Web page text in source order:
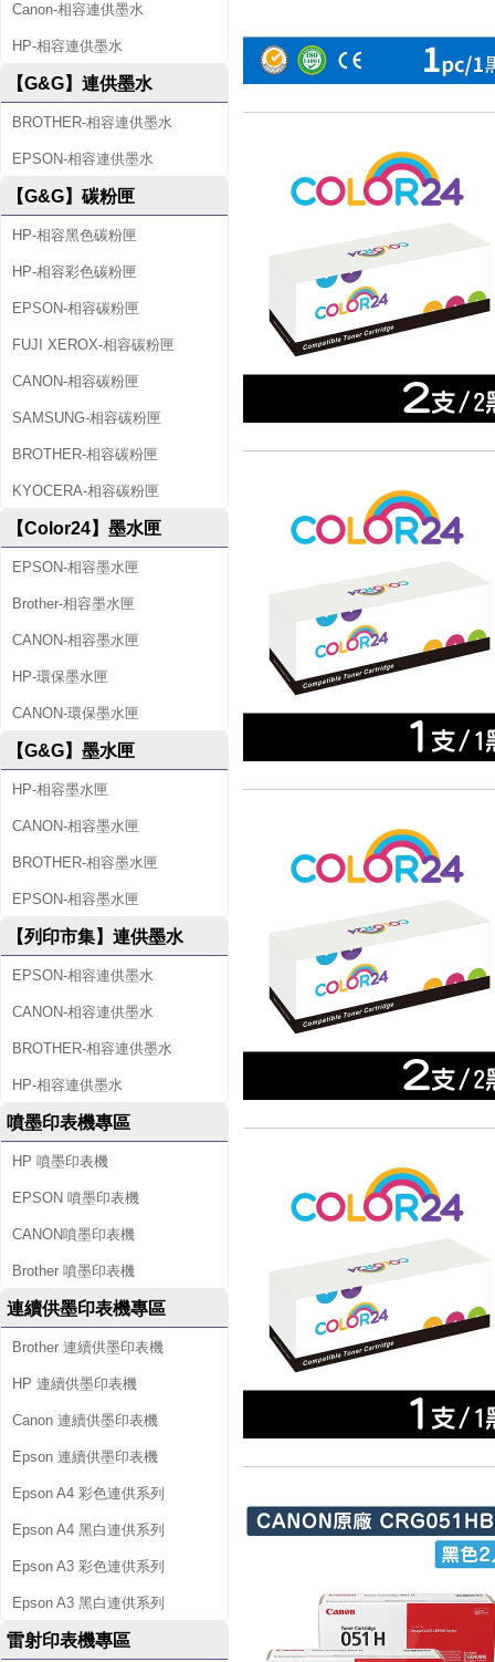
Canon-相容連供墨水
HP-相容連供墨水
【G&G】連供墨水
BROTHER-相容連供墨水
EPSON-相容連供墨水
【G&G】碳粉匣
HP-相容黑色碳粉匣
HP-相容彩色碳粉匣
EPSON-相容碳粉匣
FUJI XEROX-相容碳粉匣
CANON-相容碳粉匣
SAMSUNG-相容碳粉匣
BROTHER-相容碳粉匣
KYOCERA-相容碳粉匣
【Color24】墨水匣
EPSON-相容墨水匣
Brother-相容墨水匣
CANON-相容墨水匣
HP-環保墨水匣
CANON-環保墨水匣
【G&G】墨水匣
HP-相容墨水匣
CANON-相容墨水匣
BROTHER-相容墨水匣
EPSON-相容墨水匣
【列印市集】連供墨水
EPSON-相容連供墨水
CANON-相容連供墨水
BROTHER-相容連供墨水
HP-相容連供墨水
噴墨印表機專區
HP 噴墨印表機
EPSON 噴墨印表機
CANON噴墨印表機
Brother 噴墨印表機
連續供墨印表機專區
Brother 連續供墨印表機
HP 連續供墨印表機
Canon 連續供墨印表機
Epson 連續供墨印表機
Epson A4 彩色連供系列
Epson A4 黑白連供系列
Epson A3 彩色連供系列
Epson A3 黑白連供系列
雷射印表機專區